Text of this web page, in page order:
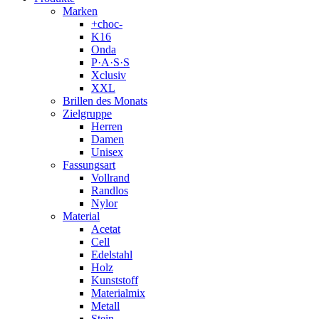
Marken
+choc-
K16
Onda
P·A·S·S
Xclusiv
XXL
Brillen des Monats
Zielgruppe
Herren
Damen
Unisex
Fassungsart
Vollrand
Randlos
Nylor
Material
Acetat
Cell
Edelstahl
Holz
Kunststoff
Materialmix
Metall